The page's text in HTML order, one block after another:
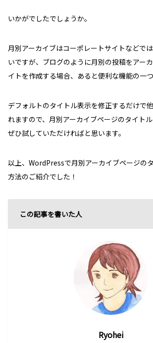
いかがでしたでしょうか。
月別アーカイブはコーポレートサイトなどで
いですが、ブログのように月別の投稿をアー
イトを作成する場合、あると便利な機能の一つ
デフォルトのタイトル表示を修正するだけで
れますので、月別アーカイブページのタイト
ぜひ試していただければと思います。
以上、WordPressで月別アーカイブページの
方法のご紹介でした！
この記事を書いた人
Ryohei